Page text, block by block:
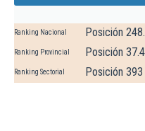
Ranking Nacional Posición
Ranking Provincial Posición
Ranking Sectorial Posición